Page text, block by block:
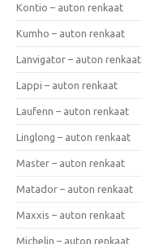
Kontio – auton renkaat
Kumho – auton renkaat
Lanvigator – auton renkaat
Lappi – auton renkaat
Laufenn – auton renkaat
Linglong – auton renkaat
Master – auton renkaat
Matador – auton renkaat
Maxxis – auton renkaat
Michelin – auton renkaat